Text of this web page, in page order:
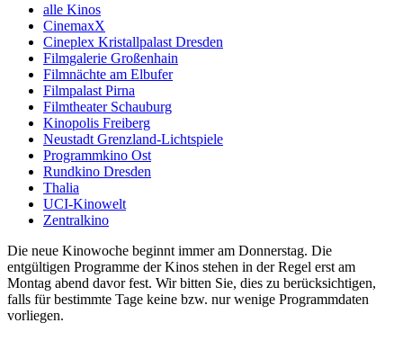
alle Kinos
CinemaxX
Cineplex Kristallpalast Dresden
Filmgalerie Großenhain
Filmnächte am Elbufer
Filmpalast Pirna
Filmtheater Schauburg
Kinopolis Freiberg
Neustadt Grenzland-Lichtspiele
Programmkino Ost
Rundkino Dresden
Thalia
UCI-Kinowelt
Zentralkino
Die neue Kinowoche beginnt immer am Donnerstag. Die
entgültigen Programme der Kinos stehen in der Regel erst am
Montag abend davor fest. Wir bitten Sie, dies zu berücksichtigen,
falls für bestimmte Tage keine bzw. nur wenige Programmdaten
vorliegen.